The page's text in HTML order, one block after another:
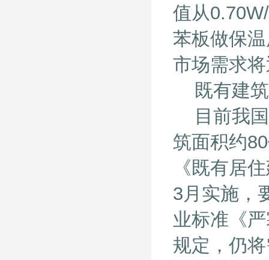
值从
苯板做保
市场需求
既有建筑
目前我国
筑面积约
《既有居
3月实施，
业标准《
规定，仍